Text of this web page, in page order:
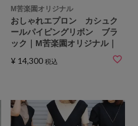
M苦楽園オリジナル
おしゃれエプロン カシュク
ールパイピングリボン ブラ
ック｜M苦楽園オリジナル｜
¥ 14,300 税込